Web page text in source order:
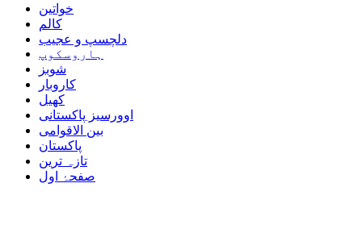
خواتین
کالم
دلچسپ و عجیب
ہاروسکوپ
شوبز
کاروبار
کھیل
اوورسیز پاکستانی
بین الاقوامی
پاکستان
تازہ ترین
صفحۂ اول